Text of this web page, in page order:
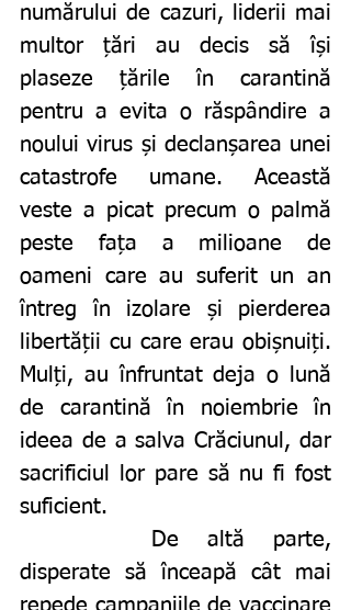
numărului de cazuri, liderii mai
multor țări au decis să își
plaseze țările în carantină
pentru a evita o răspândire a
noului virus și declanșarea unei
catastrofe umane. Această
veste a picat precum o palmă
peste fața a milioane de
oameni care au suferit un an
întreg în izolare și pierderea
libertății cu care erau obișnuiți.
Mulți, au înfruntat deja o lună
de carantină în noiembrie în
ideea de a salva Crăciunul, dar
sacrificiul lor pare să nu fi fost
suficient.
disperate să înceapă cât mai